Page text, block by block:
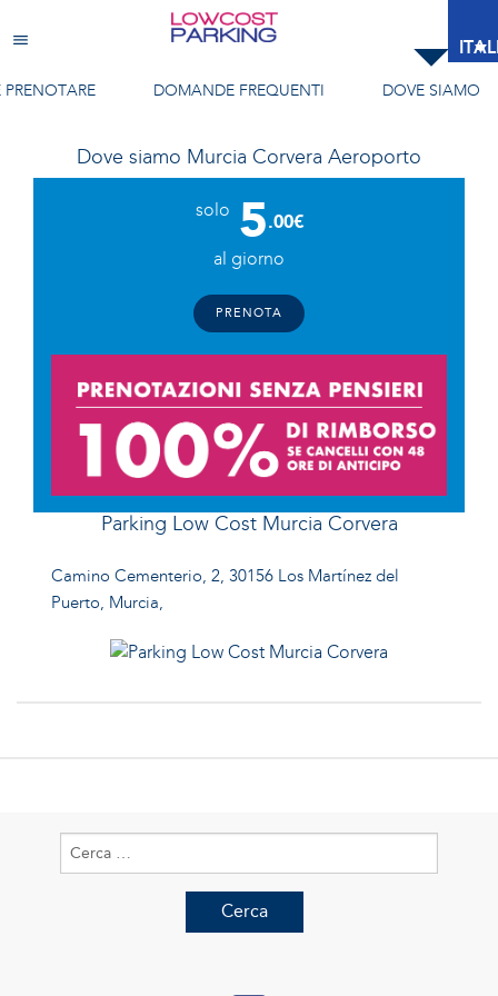
Murcia Corvera Aeroporto
DOMANDE FREQUENTI DOVE SIAMO
Dove siamo Murcia Corvera Aeroporto
solo 5.00€
al giorno
PRENOTA
Parking Low Cost Murcia Corvera
Camino Cementerio, 2, 30156 Los Martínez del
Puerto, Murcia,